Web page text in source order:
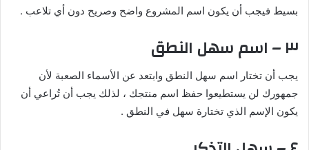
بسيط فيجب أن يكون اسم المشروع واضح وصريح دون أي تلاعب .
٣ – اسم سهل النطق
يجب أن تختار اسم سهل النطق وابتعد عن الأسماء الصعبة لأن
جمهورك لن يستطيعوا حفظ اسم منتجك ، لذلك يجب أن تُراعي أن
يكون الإسم الذي تختارة سهل في النطق .